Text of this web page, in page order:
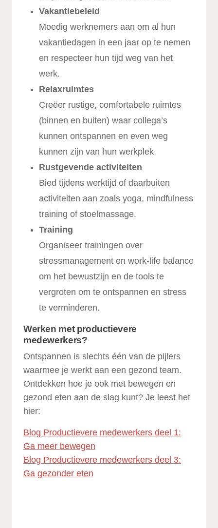
Vakantiebeleid
Moedig werknemers aan om al hun
vakantiedagen in een jaar op te nemen
en respecteer hun tijd weg van het
werk.
Relaxruimtes
Creëer rustige, comfortabele ruimtes
(binnen en buiten) waar collega’s
kunnen ontspannen en even weg
kunnen zijn van hun werkplek.
Rustgevende activiteiten
Bied tijdens werktijd of daarbuiten
activiteiten aan zoals yoga, mindfulness
training of stoelmassage.
Training
Organiseer trainingen over
stressmanagement en work-life balance
om het bewustzijn en de tools te
vergroten om te ontspannen en stress
te verminderen.
Werken met productievere
medewerkers?
Ontspannen is slechts één van de pijlers
waarmee je werkt aan een gezond team.
Ontdekken hoe je ook met bewegen en
gezond eten aan de slag kunt? Je leest het
hier:
Blog Productievere medewerkers deel 1:
Ga meer bewegen
Blog Productievere medewerkers deel 3:
Ga gezonder eten